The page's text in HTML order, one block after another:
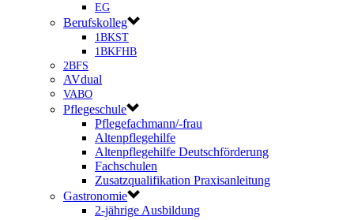
EG
Berufskolleg
1BKST
1BKFHB
2BFS
AVdual
VABO
Pflegeschule
Pflegefachmann/-frau
Altenpflegehilfe
Altenpflegehilfe Deutschförderung
Fachschulen
Zusatzqualifikation Praxisanleitung
Gastronomie
2-jährige Ausbildung